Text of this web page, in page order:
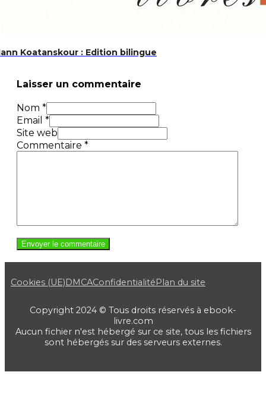
Koatanskour : Edition bilingue
Laisser un commentaire
Nom *
Email *
Site web
Commentaire *
Cookies (UE)DMCAConfidentialitéPlan du site
Copyright 2024 © Tous droits réservés à ebook-
livre.com
Aucun fichier n'est hébergé sur ce site, tous les fichiers
sont hébergés sur des serveurs externes.